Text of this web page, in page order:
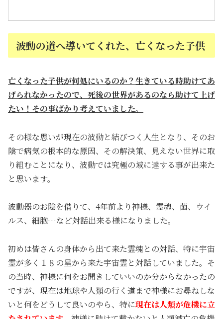
波動の道へ導いてくれた、亡くなった子供
亡くなった子供が何処にいるのか？生きている時助けてあ
げられなかったので、死後の世界があるのなら助けて上げ
たい！その事ばかり考えていました。
その様な思いが現在の波動と結びつく人生となり、そのお
陰で病気の根本的な原因、その解決策、見えない世界に取
り組むことになり、波動では究極の域に達する事が出来た
と思います。
波動器のお陰を借りて、4年前より神様、霊魂、菌、ウイ
ルス、細胞…など対話出来る様になりました。
初めは皆さんの身体から出て来た霊魂との対話、特に宇宙
霊が多く１８の星から来た宇宙霊と対話していました。そ
の当時、神様に何をお聞きしていいのか分からなかったの
ですが、現在は地球や人類の行く道まで神様にお尋ねしな
いと何をどうして良いのやら、特に現在は人類が危機に立